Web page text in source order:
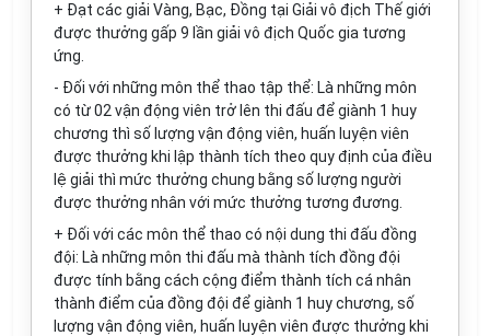
+ Đạt các giải Vàng, Bạc, Đồng tại Giải vô địch Thế giới
được thưởng gấp 9 lần giải vô địch Quốc gia tương
ứng.
- Đối với những môn thể thao tập thể: Là những môn
có từ 02 vận động viên trở lên thi đấu đểgiành 1 huy
chương thì số lượng vận động viên, huấn luyện viên
được thưởng khi lập thành tích theo quy định của điều
lệ giải thì mức thưởng chung bằng số lượng người
được thưởng nhân với mức thưởng tương đương.
+ Đối với các môn thể thao có nội dung thi đấu đồng
đội: Là những môn thi đấu mà thành tích đồng đội
được tính bằng cách cộng điểm thành tích cá nhân
thành điểm của đồng đội để giành 1 huy chương, số
lượng vận động viên, huấn luyện viên được thưởng khi